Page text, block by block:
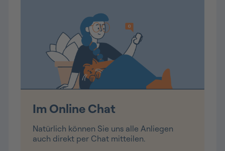
Im Online Chat
Natürlich können Sie uns alle Anliegen
auch direkt per Chat mitteilen.